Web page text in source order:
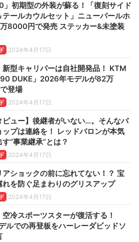
」初期型の外装が蘇る！「復刻サイド
テールカウルセット」ニューパールホ
8000円で発売 ステッカー&未塗装
2024年4月17日
新型キャリパーは自社開発品！ KTM
DUKE」2026年モデルが82万
登場
2024年4月17日
ビュー】後継者がいない…。そんなバ
ップは連絡を！ レッドバロンが本気
“事業継承”とは？
2024年4月17日
アショックの前に忘れてない！？ 宝
れを防ぐ足まわりのグリスアップ
2024年4月17日
空冷スポーツスターが復活する！
ルでの再登板をハーレーダビッドソ